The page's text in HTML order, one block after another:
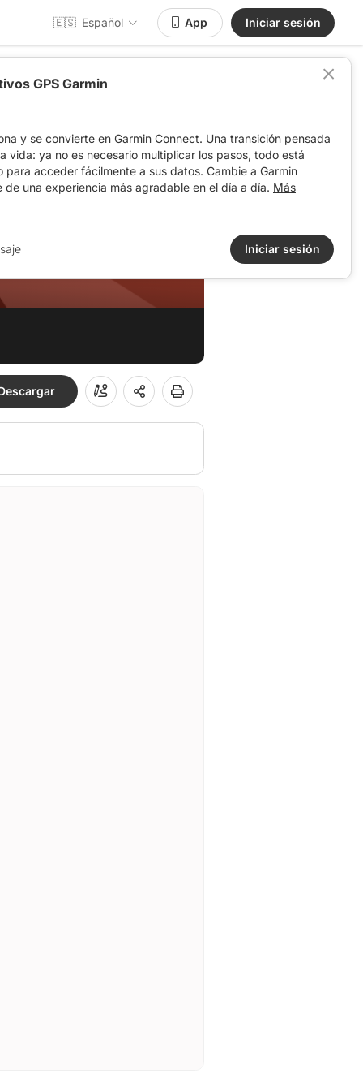
🇪🇸 Español App Iniciar sesión
GPS Garmin
y se convierte en Garmin Connect. Una transición pensada
vida: ya no es necesario multiplicar los pasos, todo está
para acceder fácilmente a sus datos. Cambie a Garmin
una experiencia más agradable en el día a día. Más
Iniciar sesión